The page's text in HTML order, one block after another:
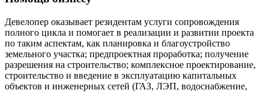
Девелопер оказывает резидентам услуги сопровождения
полного цикла и помогает в реализации и развитии проекта
по таким аспектам, как планировка и благоустройство
земельного участка; предпроектная проработка; получение
разрешения на строительство; комплексное проектирование,
строительство и введение в эксплуатацию капитальных
объектов и инженерных сетей (ГАЗ, ЛЭП, водоснабжение,